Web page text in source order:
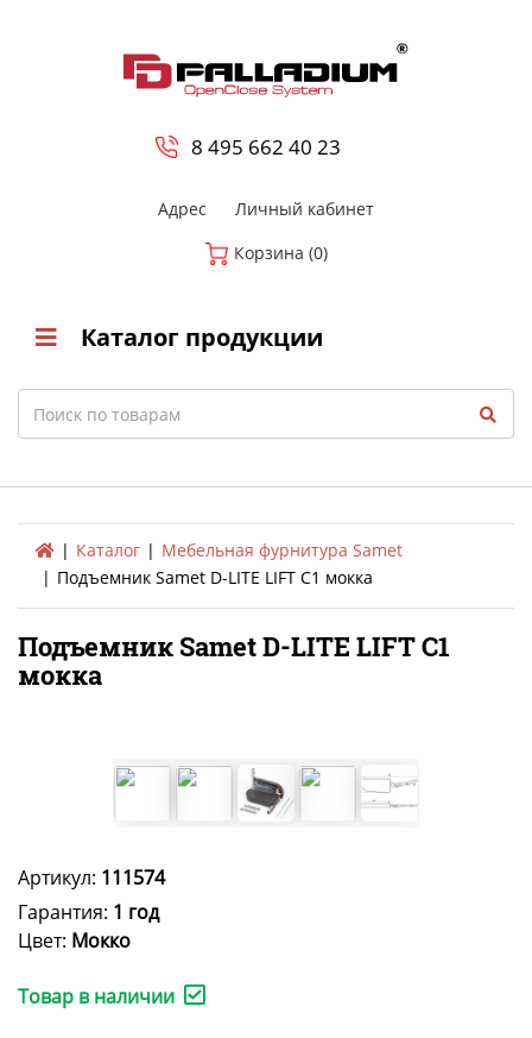
8 495 662 40 23
Адрес
Личный кабинет
Корзина (0)
Каталог продукции
Search
Каталог
Мебельная фурнитура Samet
Подъемник Samet D-LITE LIFT C1 мокка
Подъемник Samet D-LITE LIFT C1
мокка
Артикул: 111574
Гарантия: 1 год
Цвет: Мокко
Товар в наличии